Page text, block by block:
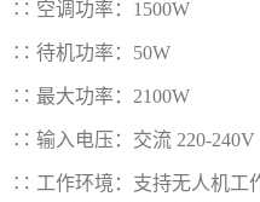
∷ 空调功率：1500W
∷ 待机功率：50W
∷ 最大功率：2100W
∷ 输入电压：交流 220-240V
∷ 工作环境：支持无人机工